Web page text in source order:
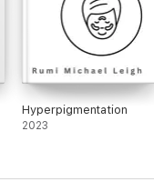
Hyperpigmentation
2023